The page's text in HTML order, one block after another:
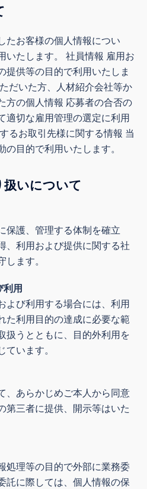
たお客様の個人情報につい
いたします。 社員情報 雇用お
提供等の目的で利用いたしま
だいた方、人材紹介会社等か
方の個人情報 応募者の合否の
適切な雇用管理の選定に利用
るお取引先様に関する情報 当
目的で利用いたします。
いについて
保護、管理する体制を確立
、利用および提供に関する社
ます。
利用
よび利用する場合には、利用
た利用目的の達成に必要な範
扱うとともに、目的外利用を
います。
、あらかじめご本人から同意
第三者に提供、開示等はいた
処理等の目的で外部に業務委
託に際しては、個人情報の保